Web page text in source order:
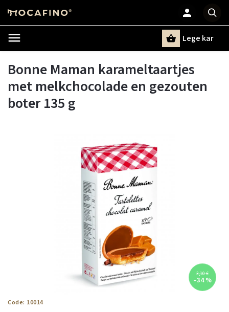
Lege kar
Bonne Maman karameltaartjes
met melkchocolade en gezouten
boter 135 g
3,10 €
–34 %
Code: 10014